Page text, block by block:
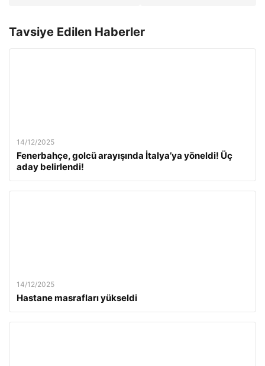
Tavsiye Edilen Haberler
14/12/2025
Fenerbahçe, golcü arayışında İtalya’ya yöneldi! Üç
aday belirlendi!
14/12/2025
Hastane masrafları yükseldi